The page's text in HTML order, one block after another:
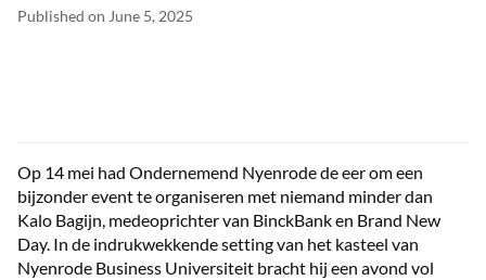
Published on June 5, 2025
Op 14 mei had Ondernemend Nyenrode de eer om een
bijzonder event te organiseren met niemand minder dan
Kalo Bagijn, medeoprichter van BinckBank en Brand New
Day. In de indrukwekkende setting van het kasteel van
Nyenrode Business Universiteit bracht hij een avond vol